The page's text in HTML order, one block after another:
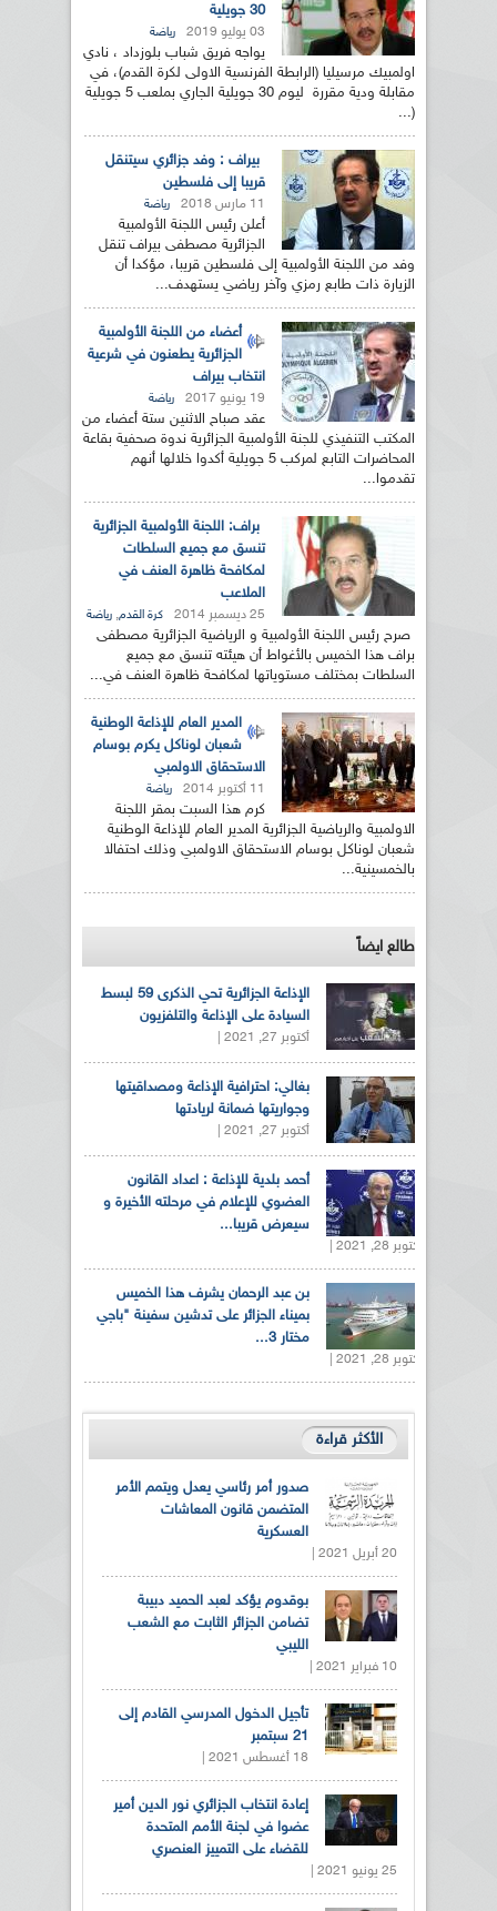
30 جويلية
03 يوليو 2019 رياضة
يواجه فريق شباب بلوزداد ، نادي
اولمبيك مرسيليا (الرابطة الفرنسية الاولى لكرة القدم)، في
مقابلة ودية مقررة ليوم 30 جويلية الجاري بملعب 5 جويلية
(...
بيراف : وفد جزائري سيتنقل
قريبا إلى فلسطين
11 مارس 2018 رياضة
أعلن رئيس اللجنة الأولمبية
الجزائرية مصطفى بيراف تنقل
وفد من اللجنة الأولمبية إلى فلسطين قريبا، مؤكدا أن
الزيارة ذات طابع رمزي وآخر رياضي يستهدف...
أعضاء من اللجنة الأولمبية
الجزائرية يطعنون في شرعية
انتخاب بيراف
19 يونيو 2017 رياضة
عقد صباح الاثنين ستة أعضاء من
المكتب التنفيذي للجنة الأولمبية الجزائرية ندوة صحفية بقاعة
المحاضرات التابع لمركب 5 جويلية أكدوا خلالها أنهم
تقدموا...
براف: اللجنة الأولمبية الجزائرية
تنسق مع جميع السلطات
لمكافحة ظاهرة العنف في
الملاعب
25 ديسمبر 2014 كرة القدم, رياضة
صرح رئيس اللجنة الأولمبية و الرياضية الجزائرية مصطفى
براف هذا الخميس بالأغواط أن هيئته تنسق مع جميع
السلطات بمختلف مستوياتها لمكافحة ظاهرة العنف في...
المدير العام للإذاعة الوطنية
شعبان لوناكل يكرم بوسام
الاستحقاق الاولمبي
11 أكتوبر 2014 رياضة
كرم هذا السبت بمقر اللجنة
الاولمبية والرياضية الجزائرية المدير العام للإذاعة الوطنية
شعبان لوناكل بوسام الاستحقاق الاولمبي وذلك احتفالا
بالخمسينية...
طالع ايضاً
الإذاعة الجزائرية تحي الذكرى 59 لبسط
السيادة على الإذاعة والتلفزيون
أكتوبر 27, 2021 |
بغالي: احترافية الإذاعة ومصداقيتها
وجواريتها ضمانة لريادتها
أكتوبر 27, 2021 |
أحمد بلدية للإذاعة : اعداد القانون
العضوي للإعلام في مرحلته الأخيرة و
سيعرض قريبا...
أكتوبر 28, 2021 |
بن عبد الرحمان يشرف هذا الخميس
بميناء الجزائر على تدشين سفينة "باجي
مختار 3...
أكتوبر 28, 2021 |
الأكثر قراءة
صدور أمر رئاسي يعدل ويتمم الأمر
المتضمن قانون المعاشات
العسكرية
20 أبريل 2021 |
بوقدوم يؤكد لعبد الحميد دبيبة
تضامن الجزائر الثابت مع الشعب
الليبي
10 فبراير 2021 |
تأجيل الدخول المدرسي القادم إلى
21 سبتمبر
18 أغسطس 2021 |
إعادة انتخاب الجزائري نور الدين أمير
عضوا في لجنة الأمم المتحدة
للقضاء على التمييز العنصري
25 يونيو 2021 |